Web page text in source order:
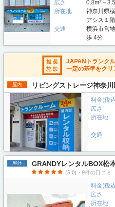
広さ
0.8m²～
所在地
神奈川県
アシス１階
交通
横浜市営
歩 4分
JAPANトランク
一定の基準をクリ
屋内 リビングストレージ神奈
料金(税
広さ
所在地
交通
屋外 GRANDYレンタルBOX松
(5.0)・9件の口コミ
料金(税
広さ
所在地